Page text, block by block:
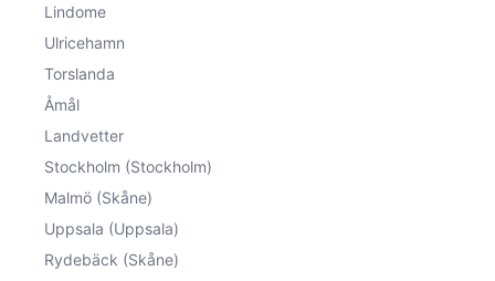
Lindome
Ulricehamn
Torslanda
Åmål
Landvetter
Stockholm (Stockholm)
Malmö (Skåne)
Uppsala (Uppsala)
Rydebäck (Skåne)